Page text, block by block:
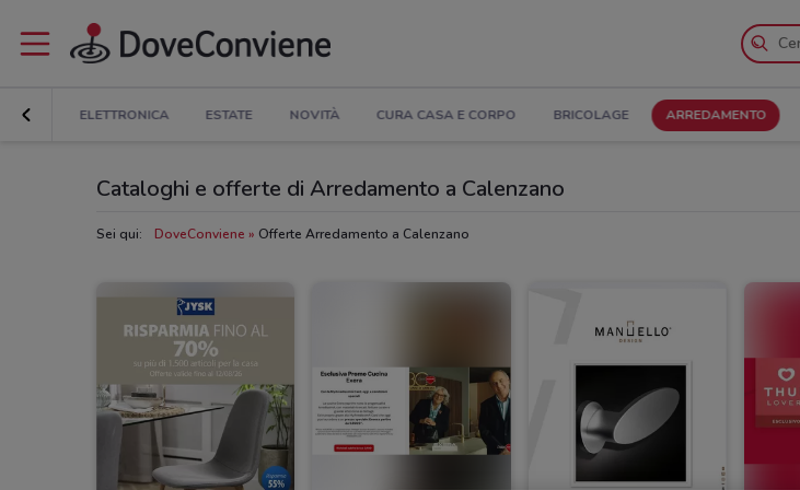
ELETTRONICA ESTATE NOVITÀ CURA CASA E CORPO BRICOLAGE ARREDAMENTO
Cataloghi e offerte di Arredamento a Calenzano
Sei qui: DoveConviene Offerte Arredamento a Calenzano